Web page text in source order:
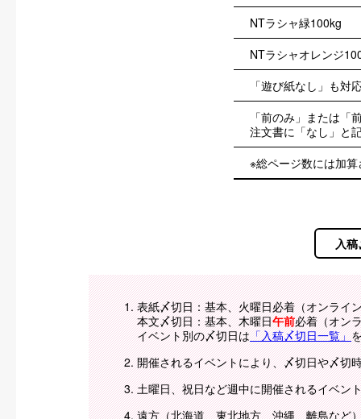
NTラシャ緑100kg
NTラシャオレンジ
「遊び紙なし」も対
「前のみ」または
注文書に「なし」と
※総ページ数には加
入
表紙〆切日：基本、火曜日必着（オンライ
本文〆切日：基本、木曜日午前必着（オン
イベント別の〆切日は「入稿〆切日一覧」
開催されるイベントにより、〆切日や〆切
土曜日、祝日など週中に開催されるイベン
遠方（北海道、東北地方、沖縄、離島など